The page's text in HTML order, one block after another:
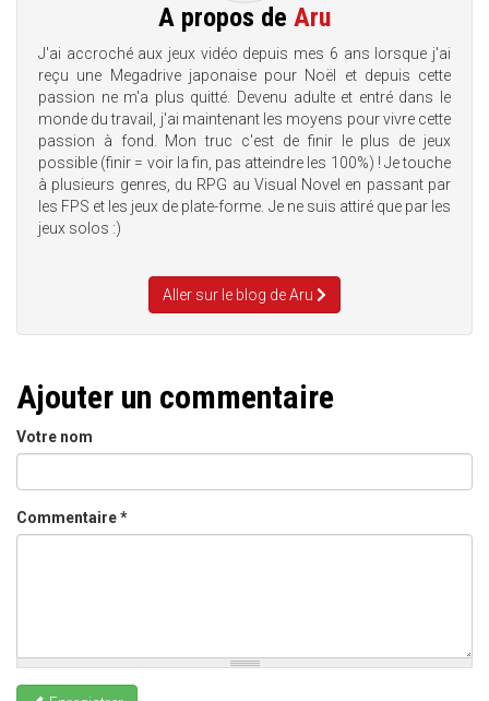
A propos de Aru
J'ai accroché aux jeux vidéo depuis mes 6 ans lorsque j'ai
reçu une Megadrive japonaise pour Noël et depuis cette
passion ne m'a plus quitté. Devenu adulte et entré dans le
monde du travail, j'ai maintenant les moyens pour vivre cette
passion à fond. Mon truc c'est de finir le plus de jeux
possible (finir = voir la fin, pas atteindre les 100%) ! Je touche
à plusieurs genres, du RPG au Visual Novel en passant par
les FPS et les jeux de plate-forme. Je ne suis attiré que par les
jeux solos :)
Aller sur le blog de Aru
Ajouter un commentaire
Votre nom
Commentaire*